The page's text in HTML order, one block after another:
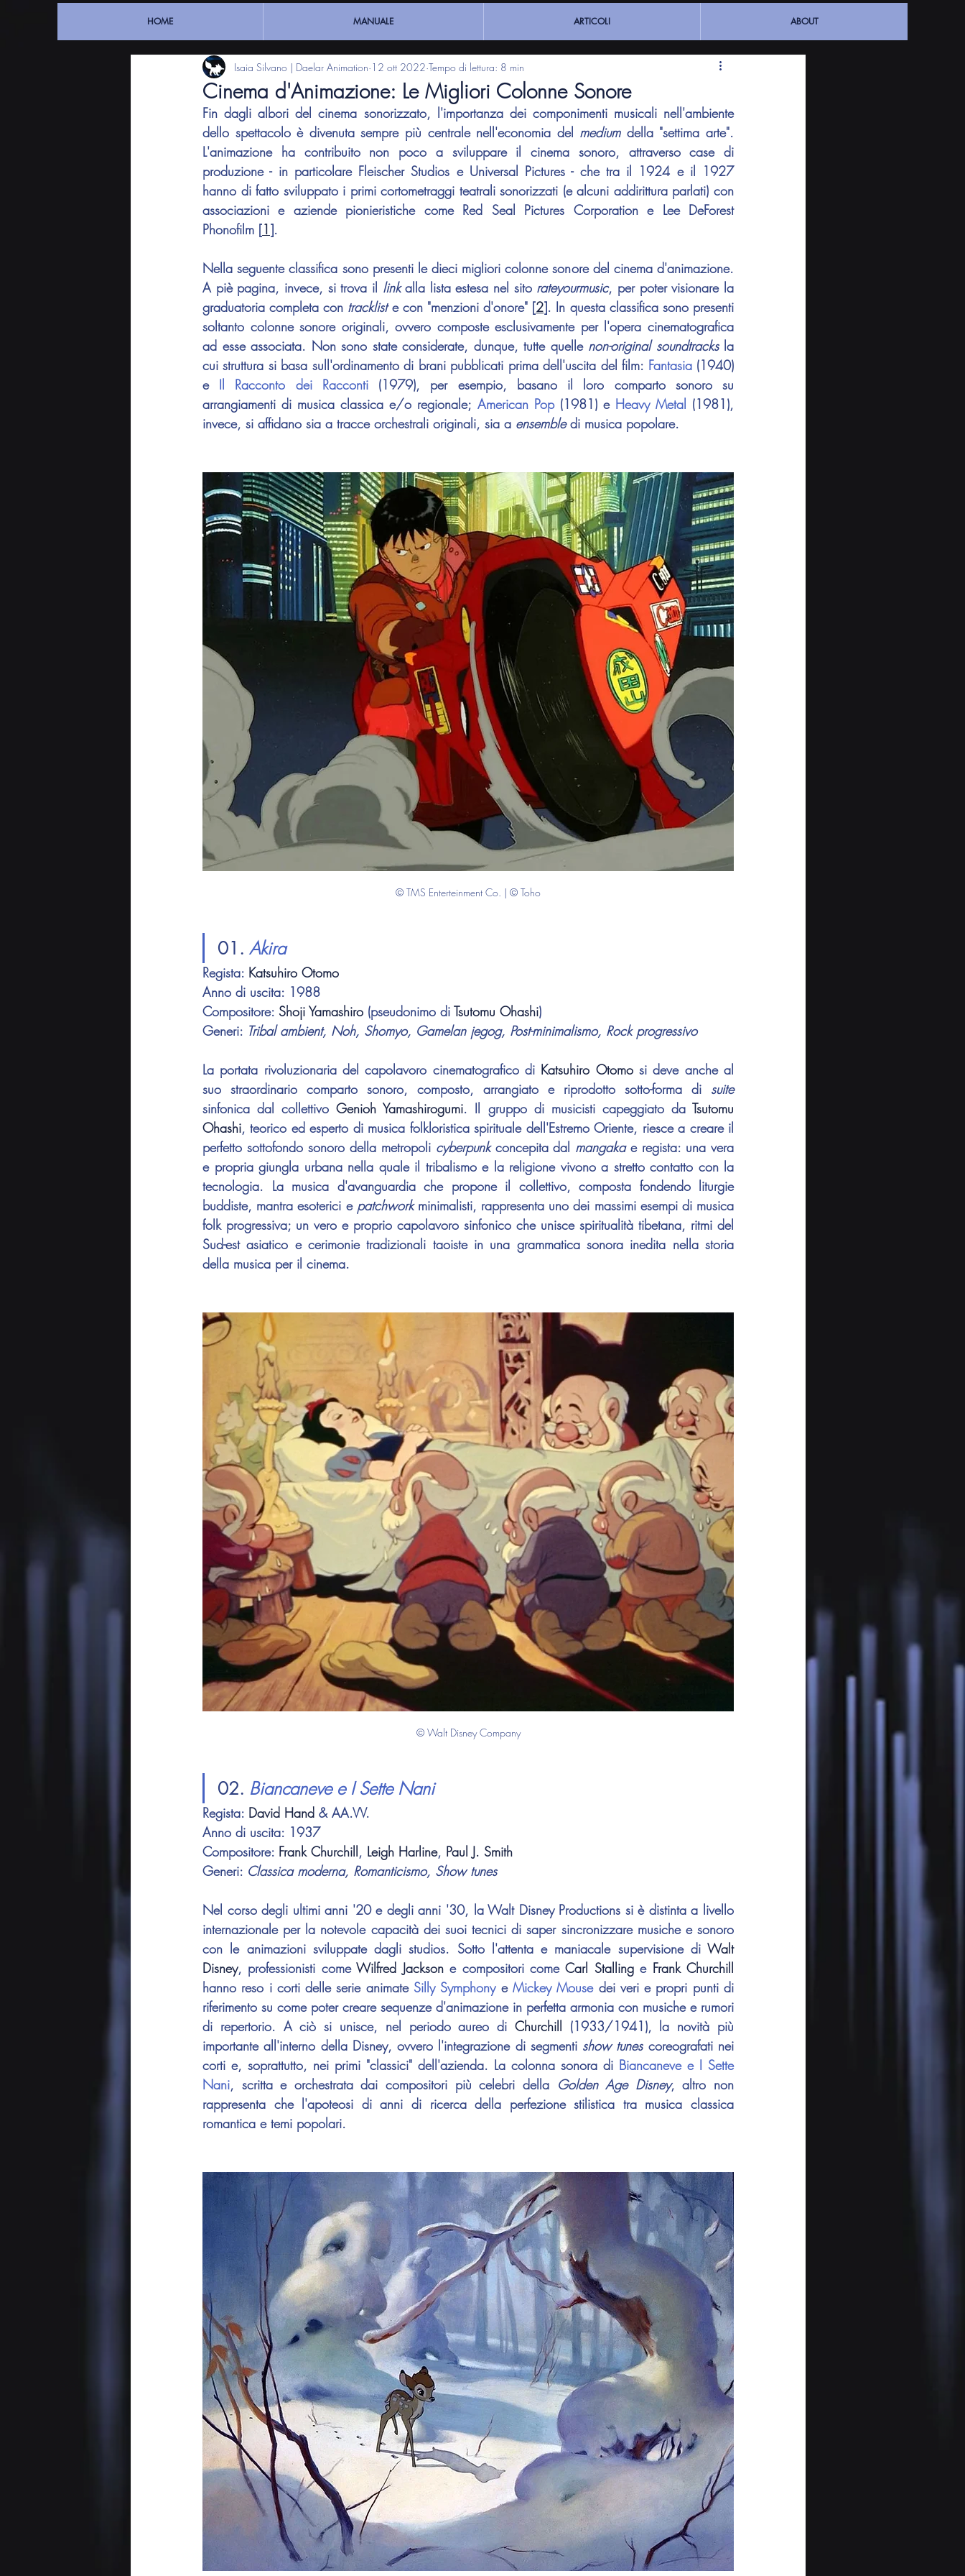
HOME MANUALE ARTICOLI ABOUT
Cinema d'Animazione: Le Migliori Colonne Sonore
Isaia Silvano | Daelar Animation 12 ott 2022 Tempo di lettura: 8 min
Fin dagli albori del cinema sonorizzato, l'importanza dei componimenti musicali nell'ambiente
dello spettacolo è divenuta sempre più centrale nell'economia del medium della "settima arte".
L'animazione ha contribuito non poco a sviluppare il cinema sonoro, attraverso case di
produzione - in particolare Fleischer Studios e Universal Pictures - che tra il 1924 e il 1927
hanno di fatto sviluppato i primi cortometraggi teatrali sonorizzati (e alcuni addirittura parlati) con
associazioni e aziende pionieristiche come Red Seal Pictures Corporation e Lee DeForest
Phonofilm [1].
Nella seguente classifica sono presenti le dieci migliori colonne sonore del cinema d'animazione.
A piè pagina, invece, si trova il link alla lista estesa nel sito rateyourmusic, per poter visionare la
graduatoria completa con tracklist e con "menzioni d'onore" [2]. In questa classifica sono presenti
soltanto colonne sonore originali, ovvero composte esclusivamente per l'opera cinematografica
ad esse associata. Non sono state considerate, dunque, tutte quelle non-original soundtracks la
cui struttura si basa sull'ordinamento di brani pubblicati prima dell'uscita del film: Fantasia (1940)
e Il Racconto dei Racconti (1979), per esempio, basano il loro comparto sonoro su
arrangiamenti di musica classica e/o regionale; American Pop (1981) e Heavy Metal (1981),
invece, si affidano sia a tracce orchestrali originali, sia a ensemble di musica popolare.
© TMS Enterteinment Co. | © Toho
01. Akira
Regista: Katsuhiro Otomo
Anno di uscita: 1988
Compositore: Shoji Yamashiro (pseudonimo di Tsutomu Ohashi)
Generi: Tribal ambient, Noh, Shomyo, Gamelan jegog, Post-minimalismo, Rock progressivo
La portata rivoluzionaria del capolavoro cinematografico di Katsuhiro Otomo si deve anche al
suo straordinario comparto sonoro, composto, arrangiato e riprodotto sotto-forma di
suite
sinfonica dal collettivo Genioh Yamashirogumi. Il gruppo di musicisti capeggiato da Tsutomu
Ohashi, teorico ed esperto di musica folkloristica spirituale dell'Estremo Oriente, riesce a creare il
perfetto sottofondo sonoro della metropoli cyberpunk concepita dal mangaka e regista: una vera
e propria giungla urbana nella quale il tribalismo e la religione vivono a stretto contatto con la
tecnologia. La musica d'avanguardia che propone il collettivo, composta fondendo liturgie
buddiste, mantra esoterici e patchwork minimalisti, rappresenta uno dei massimi esempi di musica
folk progressiva; un vero e proprio capolavoro sinfonico che unisce spiritualità tibetana, ritmi del
Sud-est asiatico e cerimonie tradizionali taoiste in una grammatica sonora inedita nella storia
della musica per il cinema.
© Walt Disney Company
02. Biancaneve e I Sette Nani
Regista: David Hand & AA.VV.
Anno di uscita: 1937
Compositore: Frank Churchill, Leigh Harline, Paul J. Smith
Generi: Classica moderna, Romanticismo, Show tunes
Nel corso degli ultimi anni '20 e degli anni '30, la Walt Disney Productions si è distinta a livello
internazionale per la notevole capacità dei suoi tecnici di saper sincronizzare musiche e sonoro
con le animazioni sviluppate dagli studios. Sotto l'attenta e maniacale supervisione di Walt
Disney, professionisti come Wilfred Jackson e compositori come Carl Stalling e Frank Churchill
hanno reso i corti delle serie animate Silly Symphony e Mickey Mouse dei veri e propri punti di
riferimento su come poter creare sequenze d'animazione in perfetta armonia con musiche e rumori
di repertorio. A ciò si unisce, nel periodo aureo di Churchill (1933/1941), la novità più
importante all'interno della Disney, ovvero l'integrazione di segmenti show tunes coreografati nei
corti e, soprattutto, nei primi "classici" dell'azienda. La colonna sonora di Biancaneve e I Sette
Nani, scritta e orchestrata dai compositori più celebri della Golden Age Disney, altro non
rappresenta che l'apoteosi di anni di ricerca della perfezione stilistica tra musica classica
romantica e temi popolari.